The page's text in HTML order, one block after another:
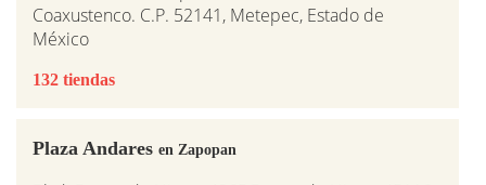
Coaxustenco. C.P. 52141, Metepec, Estado de
México
132 tiendas
Plaza Andares en Zapopan